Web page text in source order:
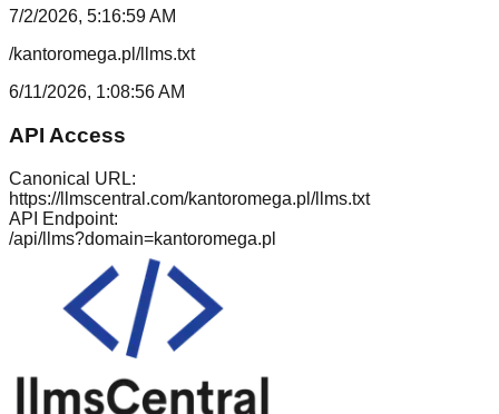
7/2/2026, 5:16:59 AM
/kantoromega.pl/llms.txt
6/11/2026, 1:08:56 AM
API Access
Canonical URL:
https://llmscentral.com/kantoromega.pl /llms.txt
API Endpoint:
/api/llms?domain=kantoromega.pl